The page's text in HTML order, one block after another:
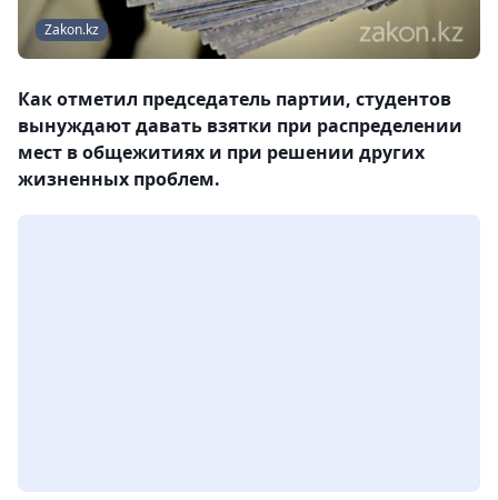
Zakon.kz
Как отметил председатель партии, студентов
вынуждают давать взятки при распределении
мест в общежитиях и при решении других
жизненных проблем.